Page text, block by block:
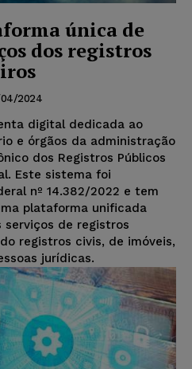
única de
dos registros
2024
digital dedicada ao
e órgãos da administração
dos Registros Públicos
Este sistema foi
nº 14.382/2022 e tem
plataforma unificada
serviços de registros
registros civis, de imóveis,
jurídicas.